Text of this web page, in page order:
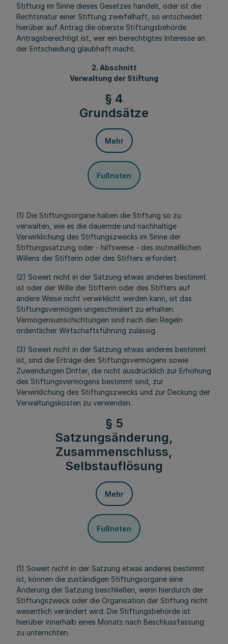
Stiftung im Sinne dieses Gesetzes handelt, oder ist die
Rechtsnatur einer Stiftung zweifelhaft, so entscheidet
hierüber auf Antrag die oberste Stiftungsbehörde.
Antragsberechtigt ist, wer ein berechtigtes Interesse an
der Entscheidung glaubhaft macht.
2. Abschnitt
Verwaltung der Stiftung
§ 4
Grundsätze
Mehr
Fußnoten
(1) Die Stiftungsorgane haben die Stiftung so zu
verwalten, wie es die dauernde und nachhaltige
Verwirklichung des Stiftungszwecks im Sinne der
Stiftungssatzung oder - hilfsweise - des mutmaßlichen
Willens der Stifterin oder des Stifters erfordert.
(2) Soweit nicht in der Satzung etwas anderes bestimmt
ist oder der Wille der Stifterin oder des Stifters auf
andere Weise nicht verwirklicht werden kann, ist das
Stiftungsvermögen ungeschmälert zu erhalten.
Vermögensumschichtungen sind nach den Regeln
ordentlicher Wirtschaftsführung zulässig.
(3) Soweit nicht in der Satzung etwas anderes bestimmt
ist, sind die Erträge des Stiftungsvermögens sowie
Zuwendungen Dritter, die nicht ausdrücklich zur Erhöhung
des Stiftungsvermögens bestimmt sind, zur
Verwirklichung des Stiftungszwecks und zur Deckung der
Verwaltungskosten zu verwenden.
§ 5
Satzungsänderung,
Zusammenschluss,
Selbstauflösung
Mehr
Fußnoten
(1) Soweit nicht in der Satzung etwas anderes bestimmt
ist, können die zuständigen Stiftungsorgane eine
Änderung der Satzung beschließen, wenn hierdurch der
Stiftungszweck oder die Organisation der Stiftung nicht
wesentlich verändert wird. Die Stiftungsbehörde ist
hierüber innerhalb eines Monats nach Beschlussfassung
zu unterrichten.